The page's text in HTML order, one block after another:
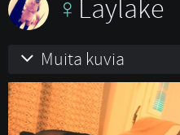
Laylake
Muita kuvia